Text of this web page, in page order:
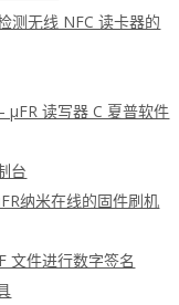
测无线 NFC 读卡器的
μFR 读写器 C 夏普软件
台
纳米在线的固件刷机
文件进行数字签名